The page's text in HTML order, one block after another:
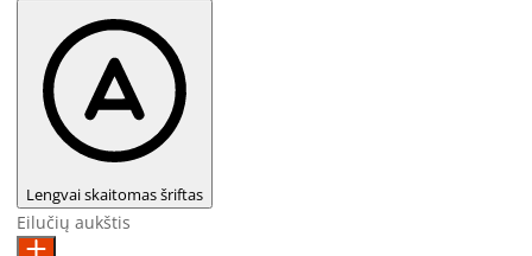
Lengvai skaitomas šriftas
Eilučių aukštis